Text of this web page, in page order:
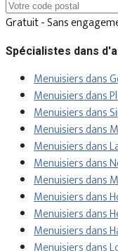
Gratuit - Sans
Spécialistes dans
Menuisiers dans
Menuisiers dans
Menuisiers dans
Menuisiers dans
Menuisiers dans
Menuisiers dans
Menuisiers dans
Menuisiers dans
Menuisiers dans
Menuisiers dans